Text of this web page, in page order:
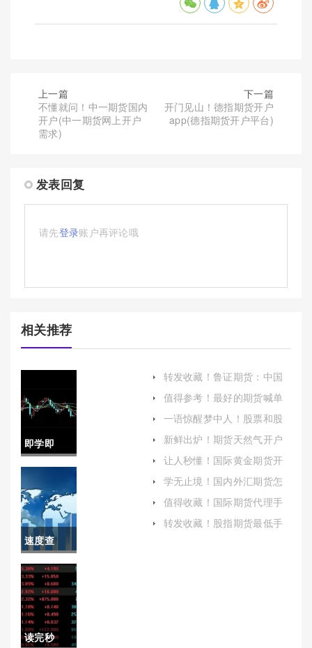
上一篇
不懂就问！中一期货国内
开户(中一期货网上开户
需求)
下一篇
开门见山！德指期货开户
app(德指期货开户平台)
发表回复
请先登录账户再评论哦
相关推荐
即学即
用！南宁
原油期货
开户保证
金（为您
提供指导
和建议）
速度查
阅！期货
恒生指数
网(期货市
读完秒
转发收藏！鲁证期货：中国
值得参考！最好的期货喊单
一语惊醒梦中人！股票和股
费还会降吗)
新鲜出炉！期货天然气开户
和技巧）
让人秒懂！国际黄金期货开
金期货交易之旅）
学无止境！国内外汇期货怎
低)
值得收藏！国际期货代理手
转发收藏！股指期货最低手